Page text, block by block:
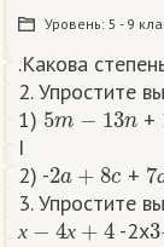
Уровень: 5 - 9
.Какова
2. Упростите
1) 5m−13n +
I
2) -2 c + 7
3. Упростите
х
х−4
х
х+4 -2x3